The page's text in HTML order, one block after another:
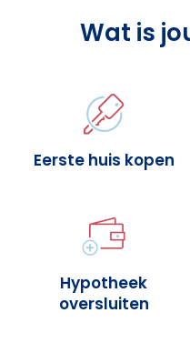
Wat is
Eerste huis kopen
Hypotheek
oversluiten